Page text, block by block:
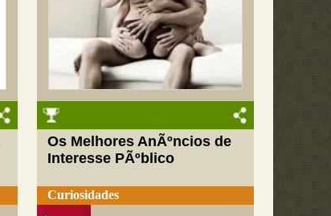
Os Melhores AnÃºncios de
Interesse PÃºblico
Curiosidades